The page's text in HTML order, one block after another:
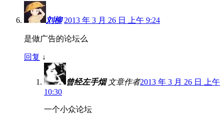
刘柳 2013 年 3 月 26 日 上午 9:24
是做广告的论坛么
回复 ↓
曾经左手烟 文章作者2013 年 3 月 26 日 上午
10:30
一个小众论坛